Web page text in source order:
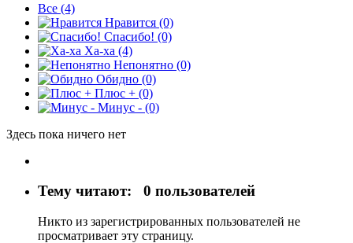
Все (4)
Нравится (0)
Спасибо! (0)
Ха-ха (4)
Непонятно (0)
Обидно (0)
Плюс + (0)
Минус - (0)
Здесь пока ничего нет
Тему читают: 0 пользователей
Никто из зарегистрированных пользователей не
просматривает эту страницу.